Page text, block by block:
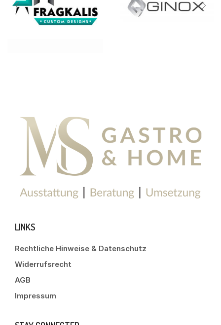
LINKS
Rechtliche Hinweise & Datenschutz
Widerrufsrecht
AGB
Impressum